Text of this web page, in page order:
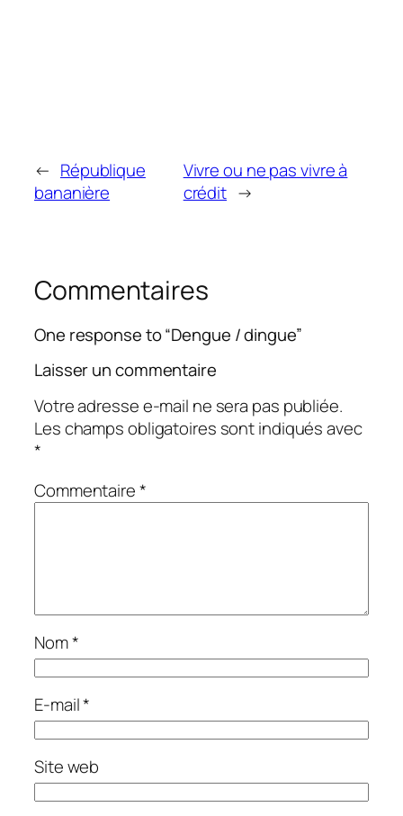
← République
bananière
Vivre ou ne pas vivre à
crédit →
Commentaires
One response to “Dengue / dingue”
Laisser un commentaire
Votre adresse e-mail ne sera pas publiée.
Les champs obligatoires sont indiqués avec
*
Commentaire*
Nom*
E-mail*
Site web